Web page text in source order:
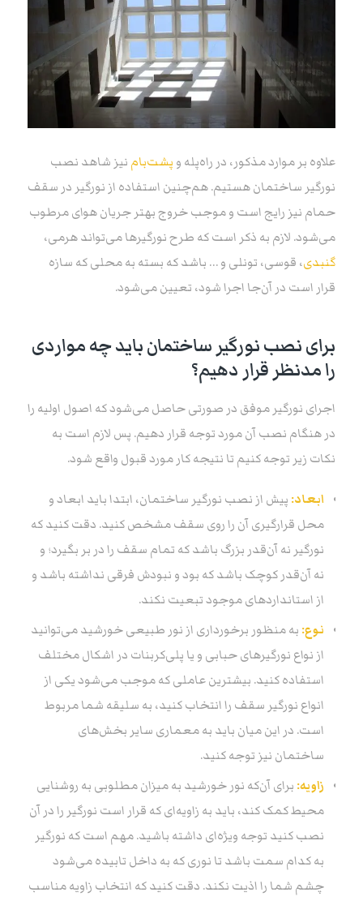
علاوه بر موارد مذکور، در راه‌پله و پشت‌بام نیز شاهد نصب
نورگیر ساختمان هستیم. ‌هم‌چنین استفاده از نورگیر در سقف
حمام نیز رایج است و موجب خروج بهتر جریان هوای مرطوب
می‌شود. لازم به ذکر است که طرح نورگیرها می‌تواند هرمی،
گنبدی، قوسی، تونلی و … باشد که بسته به محلی که سازه
قرار است در آن‌جا اجرا شود، تعیین می‌شود.
برای نصب نورگیر ساختمان باید چه مواردی
را مدنظر قرار دهیم؟
اجرای نورگیر موفق در صورتی حاصل می‌شود که اصول اولیه را
در هنگام نصب آن مورد توجه قرار دهیم. پس لازم است به
نکات زیر توجه کنیم تا نتیجه کار مورد قبول واقع شود.
ابعاد: پیش از نصب نورگیر ساختمان، ابتدا باید ابعاد و
محل قرارگیری آن را روی سقف مشخص کنید. دقت کنید که
نورگیر نه آن‌قدر بزرگ باشد که تمام سقف را در بر بگیرد؛ و
نه آن‌قدر کوچک باشد که بود و نبودش فرقی نداشته باشد و
از استانداردهای موجود تبعیت نکند.
نوع: به منظور برخورداری از نور طبیعی خورشید می‌توانید
از نواع نورگیرهای حبابی و یا پلی‌کربنات در اشکال مختلف
استفاده کنید. بیشترین عاملی که موجب می‌شود یکی از
انواع نورگیر سقف را انتخاب کنید، به سلیقه شما مربوط
است. در این میان باید به معماری سایر بخش‌های
ساختمان نیز توجه کنید.
زاویه: برای آن‌که نور خورشید به میزان مطلوبی به روشنایی
محیط کمک کند، باید به زاویه‌ای که قرار است نورگیر را در آن
نصب کنید توجه ویژه‌ای داشته باشید. مهم است که نورگیر
به کدام سمت باشد تا نوری که به داخل تابیده می‌شود
چشم شما را اذیت نکند. دقت کنید که انتخاب زاویه مناسب